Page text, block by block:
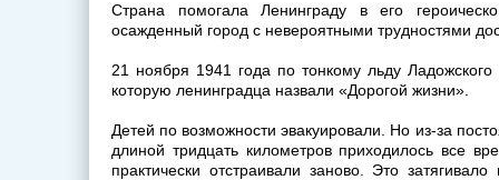
Страна помогала Ленинграду в его
осажденный город с невероятными трудностями
21 ноября 1941 года по тонкому льду Ладожского
которую ленинградца назвали «Дорогой жизни».
Детей по возможности эвакуировали. Но из-за
длиной тридцать километров приходилось все
практически отстраивали заново. Это